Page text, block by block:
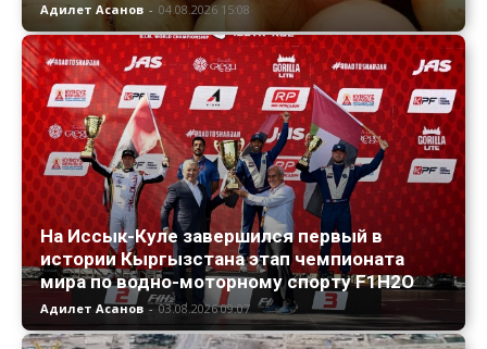
Адилет Асанов - 04.08.2026 15:08
На Иссык-Куле завершился первый в
истории Кыргызстана этап чемпионата
мира по водно-моторному спорту F1H2O
Адилет Асанов - 03.08.2026 09:07